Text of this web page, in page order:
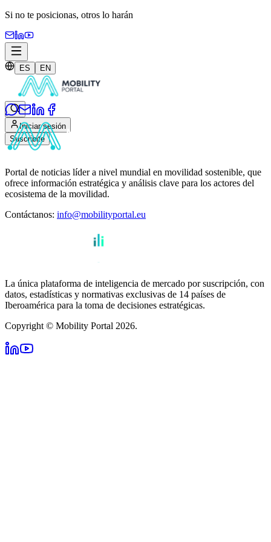
Si no te posicionas, otros lo harán
ES EN
Iniciar sesión
Suscribite
Portal de noticias líder a nivel mundial en movilidad sostenible, que
ofrece información estratégica y análisis clave para los actores del
ecosistema de la movilidad.
Contáctanos: info@mobilityportal.eu
La única plataforma de inteligencia de mercado por suscripción, con
datos, estadísticas y normativas exclusivas de 14 países de
Iberoamérica para la toma de decisiones estratégicas.
Copyright © Mobility Portal 2026.